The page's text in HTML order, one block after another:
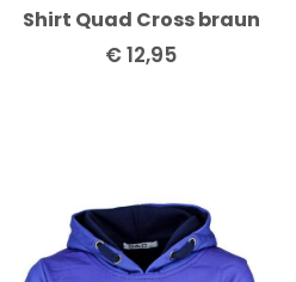
Shirt Quad Cross braun
€12,95